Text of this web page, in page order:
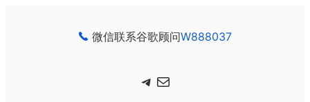
微信联系谷歌顾问W888037
Telegram 电子邮件